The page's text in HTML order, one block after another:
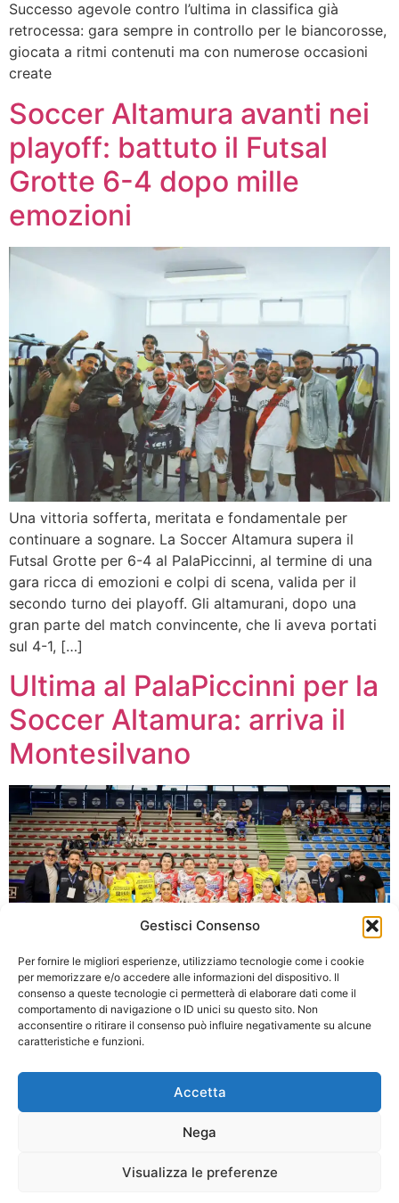
Gestisci Consenso
Per fornire le migliori esperienze, utilizziamo tecnologie come i cookie
per memorizzare e/o accedere alle informazioni del dispositivo. Il
consenso a queste tecnologie ci permetterà di elaborare dati come il
comportamento di navigazione o ID unici su questo sito. Non
acconsentire o ritirare il consenso può influire negativamente su alcune
caratteristiche e funzioni.
Accetta
Nega
Visualizza le preferenze
Successo agevole contro l’ultima in classifica già
retrocessa: gara sempre in controllo per le biancorosse,
giocata a ritmi contenuti ma con numerose occasioni
create
Soccer Altamura avanti nei
playoff: battuto il Futsal
Grotte 6-4 dopo mille
emozioni
Una vittoria sofferta, meritata e fondamentale per
continuare a sognare. La Soccer Altamura supera il
Futsal Grotte per 6-4 al PalaPiccinni, al termine di una
gara ricca di emozioni e colpi di scena, valida per il
secondo turno dei playoff. Gli altamurani, dopo una
gran parte del match convincente, che li aveva portati
sul 4-1, […]
Ultima al PalaPiccinni per la
Soccer Altamura: arriva il
Montesilvano
Le biancorosse vogliono reagire dopo la delusione in
Coppa Italia nell’ultima gara casalinga della stagione